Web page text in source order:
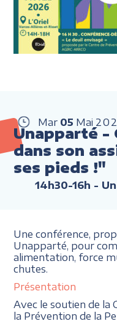
Mar 05 Mai
Unapparté -
dans son
ses pieds !"
14h30-16h -
Une conférence,
Unapparté, pour
alimentation, force
chutes.
Présentation
Avec le soutien de la
la Prévention de la